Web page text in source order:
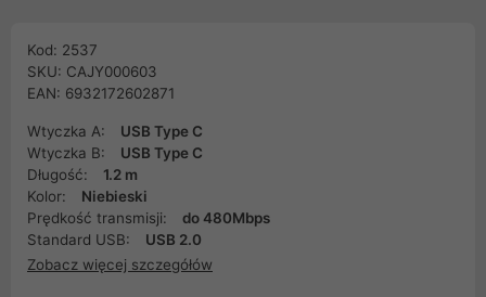
Kod: 2537
SKU: CAJY000603
EAN: 6932172602871
Wtyczka A:
USB Type C
Wtyczka B:
USB Type C
Długość:
1.2 m
Kolor:
Niebieski
Prędkość transmisji:
do 480Mbps
Standard USB:
USB 2.0
Zobacz więcej szczegółów